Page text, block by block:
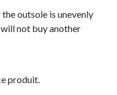
outsole is unevenly
not buy another
produit.